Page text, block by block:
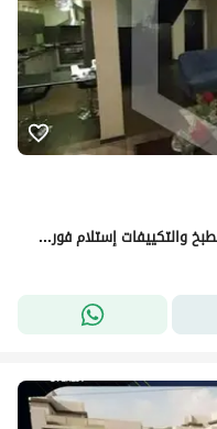
بنتهاوس للبيع بأجهزة المطبخ ووحدات المطبخ والتكييفات إستلام فوري في زايد ديونز كومبلكس, الشيخ زايد . . . . . . . . . . . . . . . . . . . . .